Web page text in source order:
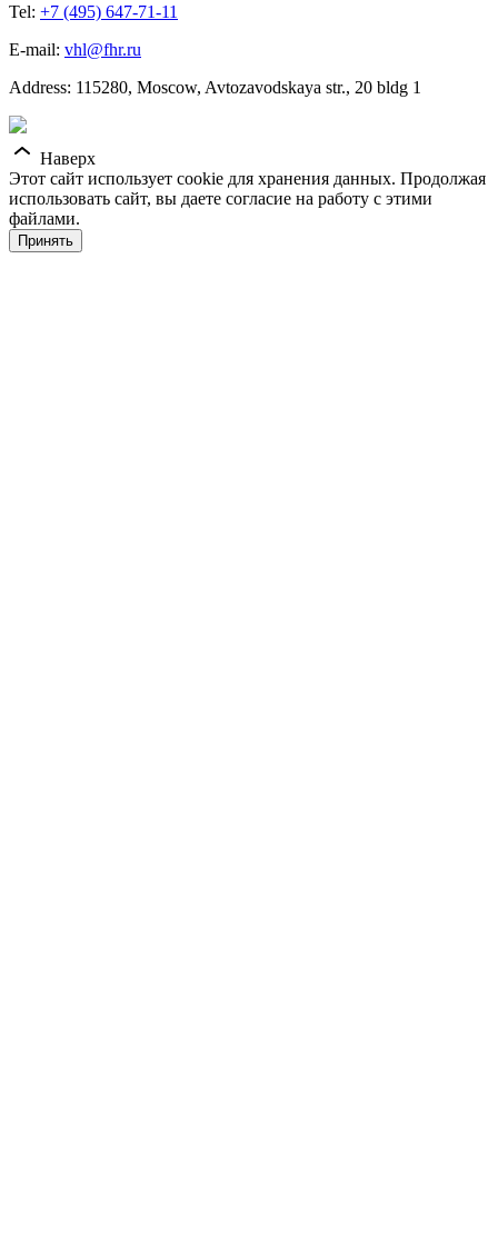
Tel: +7 (495) 647-71-11
E-mail: vhl@fhr.ru
Address: 115280, Moscow, Avtozavodskaya str., 20 bldg 1
Наверх
Этот сайт использует cookie для хранения данных. Продолжая
использовать сайт, вы даете согласие на работу с этими
файлами.
Принять